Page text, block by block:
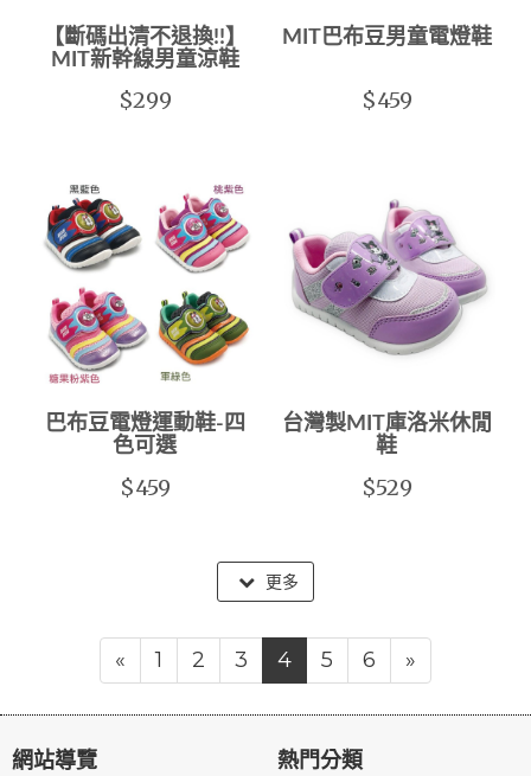
【斷碼出清不退換!!】
MIT新幹線男童涼鞋
$299
MIT巴布豆男童電燈鞋
$459
巴布豆電燈運動鞋-四
色可選
$459
台灣製MIT庫洛米休閒
鞋
$529
更多
« 1 2 3 4 5 6 »
網站導覽 熱門分類